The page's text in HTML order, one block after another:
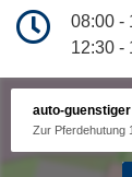
08:00 -
12:30 -
auto-guenstiger
Zur Pferdehutung